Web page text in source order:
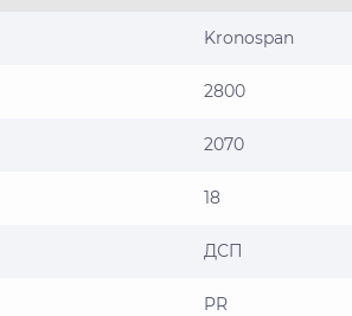
Kronospan
2800
2070
18
ДСП
PR